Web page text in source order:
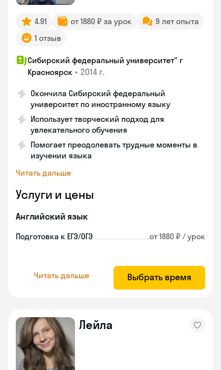
4.91 от 1880 ₽ за урок
9 лет опыта
1 отзыв
Сибирский федеральный университет" г
Красноярск • 2014 г.
Окончила Сибирский федеральный
университет по иностранному языку
Использует творческий подход для
увлекательного обучения
Помогает преодолевать трудные моменты в
изучении языка
Читать дальше
Услуги и цены
Английский язык
Подготовка к ЕГЭ/ОГЭ от 1880 ₽ / урок
Читать дальше Выбрать время
Лейла